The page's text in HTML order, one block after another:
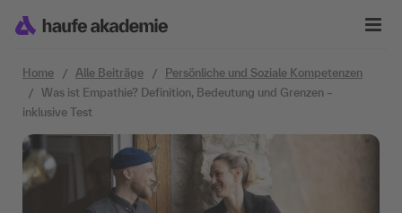
Home Alle Beiträge
Persönliche und Soziale Kompetenzen
Was ist Empathie? Definition, Bedeutung und Grenzen –
inklusive Test